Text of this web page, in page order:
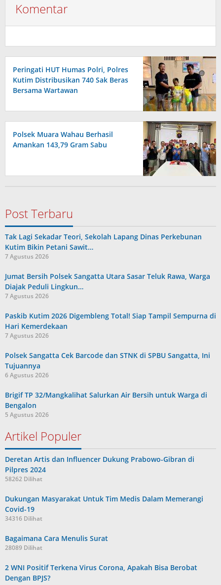
Komentar
Peringati HUT Humas Polri, Polres
Kutim Distribusikan 740 Sak Beras
Bersama Wartawan
Polsek Muara Wahau Berhasil
Amankan 143,79 Gram Sabu
Post Terbaru
Tak Lagi Sekadar Teori, Sekolah Lapang Dinas Perkebunan
Kutim Bikin Petani Sawit…
7 Agustus 2026
Jumat Bersih Polsek Sangatta Utara Sasar Teluk Rawa, Warga
Diajak Peduli Lingkun…
7 Agustus 2026
Paskib Kutim 2026 Digembleng Total! Siap Tampil Sempurna di
Hari Kemerdekaan
7 Agustus 2026
Polsek Sangatta Cek Barcode dan STNK di SPBU Sangatta, Ini
Tujuannya
6 Agustus 2026
Brigif TP 32/Mangkalihat Salurkan Air Bersih untuk Warga di
Bengalon
5 Agustus 2026
Artikel Populer
Deretan Artis dan Influencer Dukung Prabowo-Gibran di
Pilpres 2024
58262 Dilihat
Dukungan Masyarakat Untuk Tim Medis Dalam Memerangi
Covid-19
34316 Dilihat
Bagaimana Cara Menulis Surat
28089 Dilihat
2 WNI Positif Terkena Virus Corona, Apakah Bisa Berobat
Dengan BPJS?